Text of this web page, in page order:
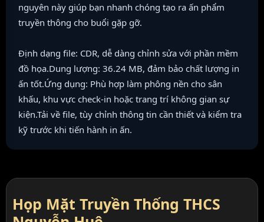
nguyên này giúp bạn nhanh chóng tạo ra ấn phẩm
truyền thông cho buổi gặp gỡ.
Định dạng file: CDR, dễ dàng chỉnh sửa với phần mềm
đồ họa.Dung lượng: 36.24 MB, đảm bảo chất lượng in
ấn tốt.Ứng dụng: Phù hợp làm phông nền cho sân
khấu, khu vực check-in hoặc trang trí không gian sự
kiện.Tải về file, tùy chỉnh thông tin cần thiết và kiểm tra
kỹ trước khi tiến hành in ấn.
Họp Mặt Truyền Thống THCS